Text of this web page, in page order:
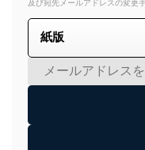
及び宛先メールアドレスの変更